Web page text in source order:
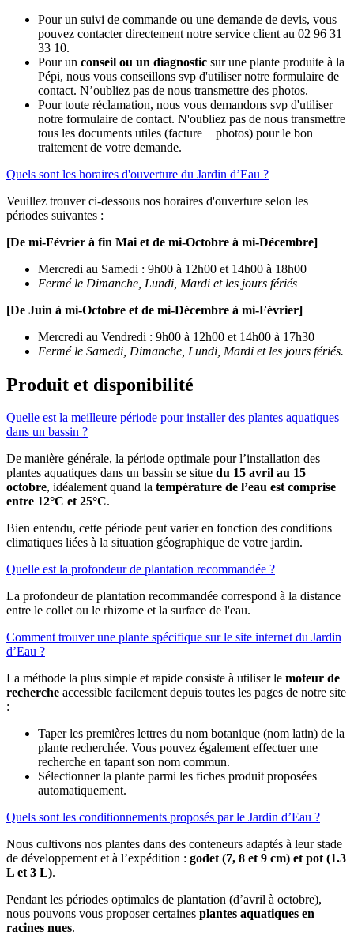
Pour un suivi de commande ou une demande de devis, vous
pouvez contacter directement notre service client au 02 96 31
33 10.
Pour un conseil ou un diagnostic sur une plante produite à la
Pépi, nous vous conseillons svp d'utiliser notre formulaire de
contact. N’oubliez pas de nous transmettre des photos.
Pour toute réclamation, nous vous demandons svp d'utiliser
notre formulaire de contact. N'oubliez pas de nous transmettre
tous les documents utiles (facture + photos) pour le bon
traitement de votre demande.
Quels sont les horaires d'ouverture du Jardin d’Eau ?
Veuillez trouver ci-dessous nos horaires d'ouverture selon les
périodes suivantes :
[De mi-Février à fin Mai et de mi-Octobre à mi-Décembre]
Mercredi au Samedi : 9h00 à 12h00 et 14h00 à 18h00
Fermé le Dimanche, Lundi, Mardi et les jours fériés
[De Juin à mi-Octobre et de mi-Décembre à mi-Février]
Mercredi au Vendredi : 9h00 à 12h00 et 14h00 à 17h30
Fermé le Samedi, Dimanche, Lundi, Mardi et les jours fériés.
Produit et disponibilité
Quelle est la meilleure période pour installer des plantes aquatiques
dans un bassin ?
De manière générale, la période optimale pour l’installation des
plantes aquatiques dans un bassin se situe du 15 avril au 15
octobre, idéalement quand la température de l’eau est comprise
entre 12°C et 25°C.
Bien entendu, cette période peut varier en fonction des conditions
climatiques liées à la situation géographique de votre jardin.
Quelle est la profondeur de plantation recommandée ?
La profondeur de plantation recommandée correspond à la distance
entre le collet ou le rhizome et la surface de l'eau.
Comment trouver une plante spécifique sur le site internet du Jardin
d’Eau ?
La méthode la plus simple et rapide consiste à utiliser le moteur de
recherche accessible facilement depuis toutes les pages de notre site
:
Taper les premières lettres du nom botanique (nom latin) de la
plante recherchée. Vous pouvez également effectuer une
recherche en tapant son nom commun.
Sélectionner la plante parmi les fiches produit proposées
automatiquement.
Quels sont les conditionnements proposés par le Jardin d’Eau ?
Nous cultivons nos plantes dans des conteneurs adaptés à leur stade
de développement et à l’expédition : godet (7, 8 et 9 cm) et pot (1.3
L et 3 L).
Pendant les périodes optimales de plantation (d’avril à octobre),
nous pouvons vous proposer certaines plantes aquatiques en
racines nues.